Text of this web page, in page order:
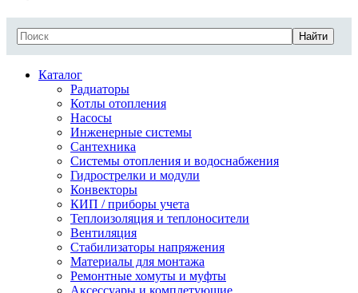
Найти
Каталог
Радиаторы
Котлы отопления
Насосы
Инженерные системы
Сантехника
Системы отопления и водоснабжения
Гидрострелки и модули
Конвекторы
КИП / приборы учета
Теплоизоляция и теплоносители
Вентиляция
Стабилизаторы напряжения
Материалы для монтажа
Ремонтные хомуты и муфты
Аксессуары и комплетующие